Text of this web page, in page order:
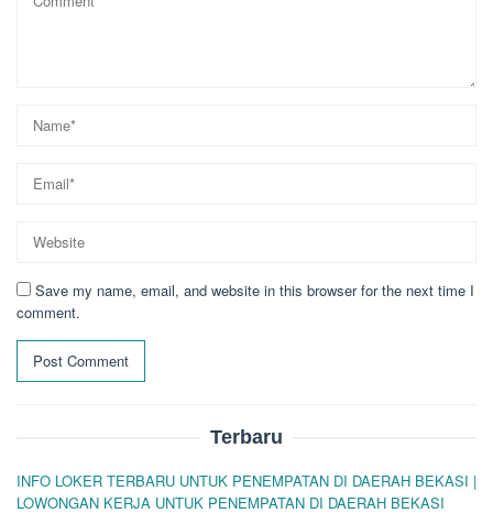
Save my name, email, and website in this browser for the next time I
comment.
Terbaru
INFO LOKER TERBARU UNTUK PENEMPATAN DI DAERAH BEKASI |
LOWONGAN KERJA UNTUK PENEMPATAN DI DAERAH BEKASI